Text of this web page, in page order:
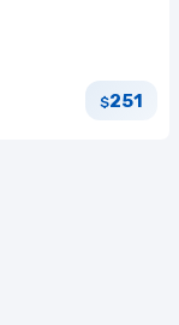
$251